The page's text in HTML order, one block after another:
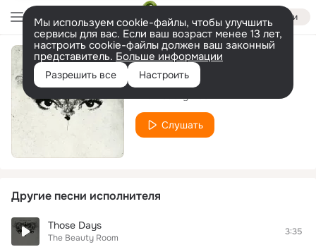
Войти
Мы используем cookie-файлы, чтобы улучшить
сервисы для вас. Если ваш возраст менее 13 лет,
настроить cookie-файлы должен ваш законный
представитель. Больше информации
Разрешить все Настроить
Visions Of Joy
Слушать
Другие песни исполнителя
Those Days
The Beauty Room
3:35